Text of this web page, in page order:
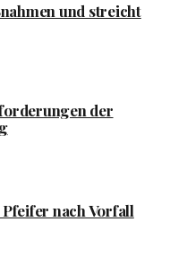
und streicht
der
nach Vorfall